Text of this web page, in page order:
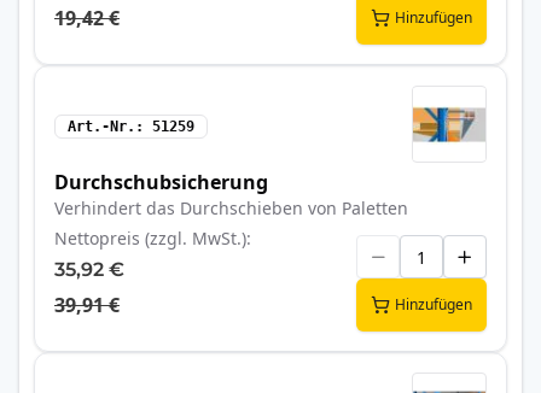
19,42 € Hinzufügen
Art.-Nr. 51259
Durchschubsicherung
Verhindert das Durchschieben von Paletten
Nettopreis (zzgl. MwSt.)
35,92 €
39,91 € Hinzufügen